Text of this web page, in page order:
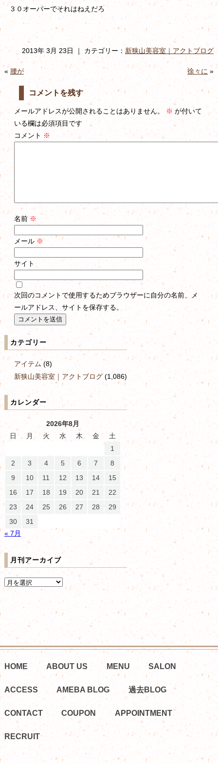
３０オーバーでそれはねえだろ
2013年 3月 23日 ｜ カテゴリー： 新狭山美容室｜アクトブログ
« 腰が 徐々に»
コメントを残す
メールアドレスが公開されることはありません。 ※が付いて
いる欄は必須項目です
コメント ※
名前 ※
メール※
サイト
次回のコメントで使用するためブラウザーに自分の名前、メ
ールアドレス、サイトを保存する。
カテゴリー
アイテム (8)
新狭山美容室｜アクトブログ(1,086)
カレンダー
2026年8月
日
月 火 水 木 金
土
1
2
3 4 5 6 7
8
9
10 11 12 13 14
15
16
17 18 19 20 21
22
23
24 25 26 27 28
29
30
31
« 7月
月刊アーカイブ
HOME ABOUT US MENU SALON
ACCESS AMEBA BLOG 過去BLOG
CONTACT COUPON APPOINTMENT
RECRUIT